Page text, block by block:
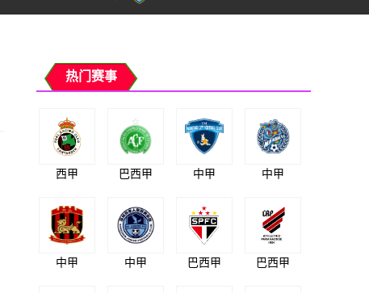
热门赛事
西甲 巴西甲 中甲 中甲
中甲 中甲 巴西甲 巴西甲